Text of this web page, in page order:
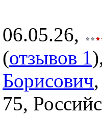
06.05.26,
(отзывов 1
Борисович
75,